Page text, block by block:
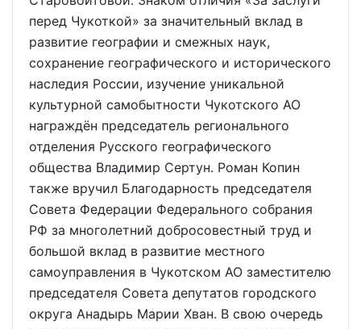
перед Чукоткой» за значительный вклад в
развитие географии и смежных наук,
сохранение географического и исторического
наследия России, изучение уникальной
культурной самобытности Чукотского АО
награждён председатель регионального
отделения Русского географического
общества Владимир Сертун. Роман Копин
также вручил Благодарность председателя
Совета Федерации Федерального собрания
РФ за многолетний добросовестный труд и
большой вклад в развитие местного
самоуправления в Чукотском АО заместителю
председателя Совета депутатов городского
округа Анадырь Марии Хван. В свою очередь